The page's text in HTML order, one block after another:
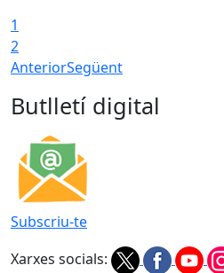
1
2
AnteriorSegüent
Butlletí digital
Subscriu-te
Xarxes socials: